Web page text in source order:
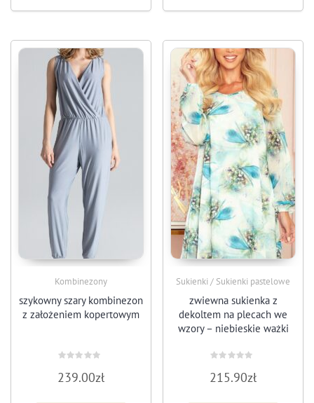
Kombinezony
szykowny szary kombinezon
z założeniem kopertowym
0
239.00zł
Sukienki / Sukienki pastelowe
zwiewna sukienka z
dekoltem na plecach we
wzory – niebieskie ważki
0
215.90zł